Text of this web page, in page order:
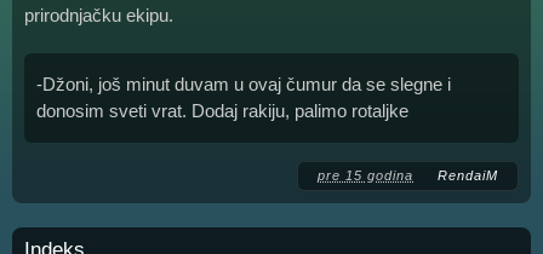
prirodnjačku ekipu.
-Džoni, još minut duvam u ovaj čumur da se slegne i
donosim sveti vrat. Dodaj rakiju, palimo rotaljke
pre 15 godina RendaiM
Indeks